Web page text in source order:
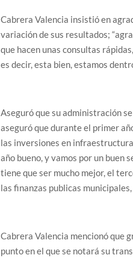
Cabrera Valencia insistió en
variación de sus resultados;
que hacen unas consultas
es decir, esta bien, estamos
Aseguró que su administración
aseguró que durante el primer
las inversiones en
año bueno, y vamos por un buen
tiene que ser mucho mejor, el
las finanzas publicas
Cabrera Valencia mencionó que
punto en el que se notará su